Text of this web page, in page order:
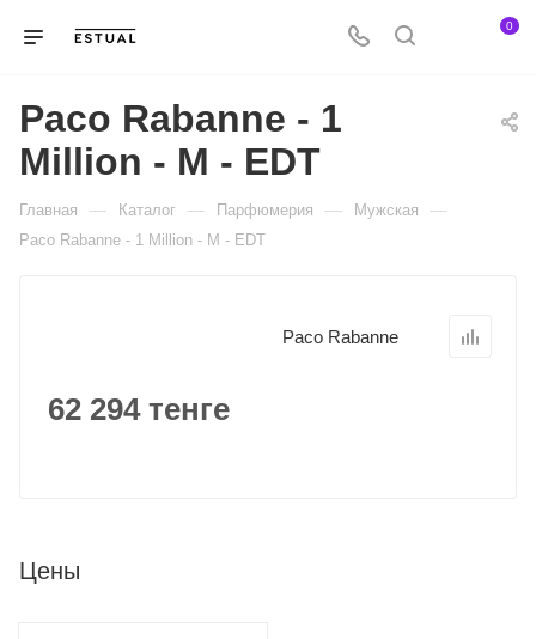
0
Paco Rabanne - 1
Million - M - EDT
Главная — Каталог — Парфюмерия — Мужская —
Paco Rabanne - 1 Million - M - EDT
Paco Rabanne
62 294 тенге
Цены